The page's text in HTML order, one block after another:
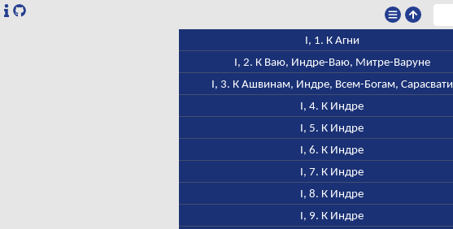
I, 1. К Агни
I, 2. К Ваю, Индре-Ваю, Митре-Варуне
I, 3. К Ашвинам, Индре, Всем-Богам, Сарасвати
I, 4. К Индре
I, 5. К Индре
I, 6. К Индре
I, 7. К Индре
I, 8. К Индре
I, 9. К Индре